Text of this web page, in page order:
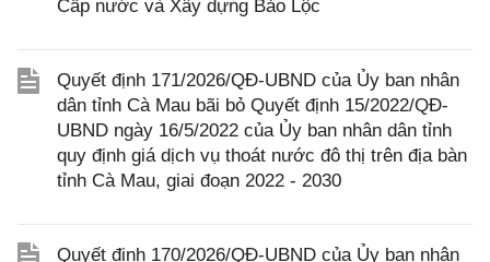
Cấp nước và Xây dựng Bảo Lộc
Quyết định 171/2026/QĐ-UBND của Ủy ban nhân
dân tỉnh Cà Mau bãi bỏ Quyết định 15/2022/QĐ-
UBND ngày 16/5/2022 của Ủy ban nhân dân tỉnh
quy định giá dịch vụ thoát nước đô thị trên địa bàn
tỉnh Cà Mau, giai đoạn 2022 - 2030
Quyết định 170/2026/QĐ-UBND của Ủy ban nhân